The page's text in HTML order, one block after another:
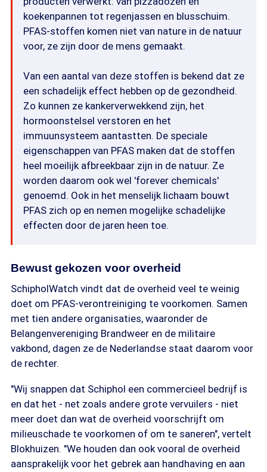
koekenpannen tot regenjassen en blusschuim.
PFAS-stoffen komen niet van nature in de natuur
voor, ze zijn door de mens gemaakt.
Van een aantal van deze stoffen is bekend dat ze
een schadelijk effect hebben op de gezondheid.
Zo kunnen ze kankerverwekkend zijn, het
hormoonstelsel verstoren en het
immuunsysteem aantastten. De speciale
eigenschappen van PFAS maken dat de stoffen
heel moeilijk afbreekbaar zijn in de natuur. Ze
worden daarom ook wel 'forever chemicals'
genoemd. Ook in het menselijk lichaam bouwt
PFAS zich op en nemen mogelijke schadelijke
effecten door de jaren heen toe.
Bewust gekozen voor overheid
SchipholWatch vindt dat de overheid veel te weinig
doet om PFAS-verontreiniging te voorkomen. Samen
met tien andere organisaties, waaronder de
Belangenvereniging Brandweer en de militaire
vakbond, dagen ze de Nederlandse staat daarom voor
de rechter.
"Wij snappen dat Schiphol een commercieel bedrijf is
en dat het - net zoals andere grote vervuilers - niet
meer doet dan wat de overheid voorschrijft om
milieuschade te voorkomen of om te saneren", vertelt
Blokhuizen. "We houden dan ook vooral de overheid
aansprakelijk voor het gebrek aan handhaving en aan